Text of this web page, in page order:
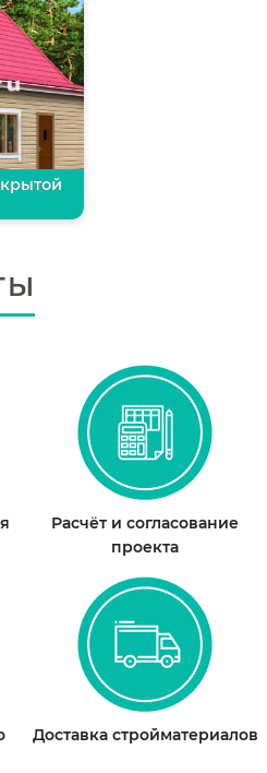
Расчёт и согласование
проекта
Доставка стройматериалов